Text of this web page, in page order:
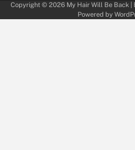
Copyright © 2026 My Hair Will Be Back
Powered by